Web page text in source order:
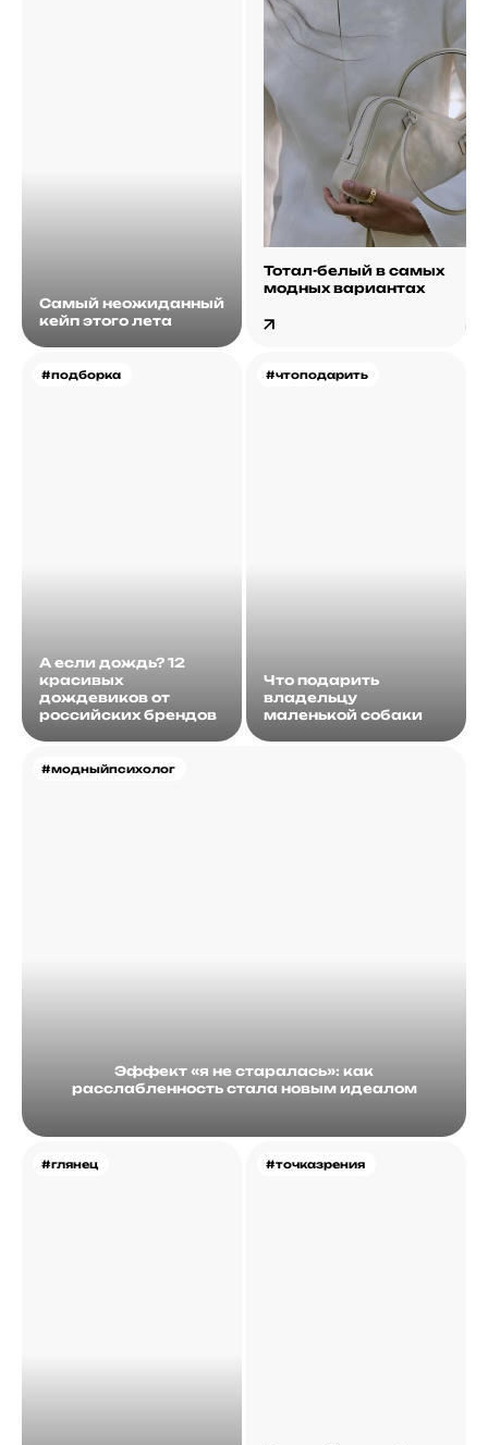
Самый неожиданный
кейп этого лета
Тотал-белый в самых
модных вариантах
#подборка
А если дождь? 12
красивых
дождевиков от
российских брендов
#модныйпсихолог
Эффект «я не старалась»: как
расслабленность стала новым идеалом
#чтоподарить
Что подарить
владельцу
маленькой собаки
#глянец #точказрения